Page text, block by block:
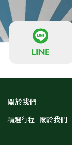
關於我們
精選行程 關於我們